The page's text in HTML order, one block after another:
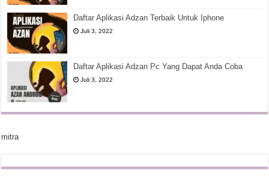
Daftar Aplikasi Adzan Terbaik Untuk Iphone
Juli 3, 2022
Daftar Aplikasi Adzan Pc Yang Dapat Anda Coba
Juli 3, 2022
mitra